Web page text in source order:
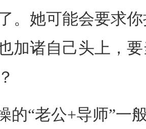
。她可能会要求
加诸自己头上，
的“老公+导师”一